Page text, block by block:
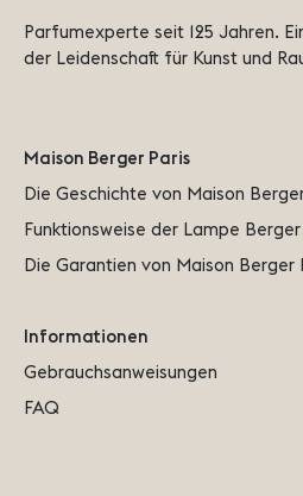
Parfumexperte seit 125 Jahren.
der Leidenschaft für Kunst und
Maison Berger Paris
Die Geschichte von Maison
Funktionsweise der Lampe Berger
Die Garantien von Maison Berger
Informationen
Gebrauchsanweisungen
FAQ